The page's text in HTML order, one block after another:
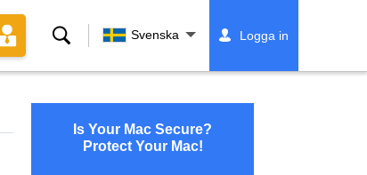
Sök Svenska Logga in
Is Your Mac Secure?
Protect Your Mac!